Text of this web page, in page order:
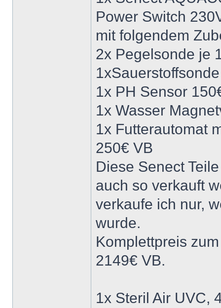
Power Switch
mit folgendem
2x Pegelsonde je
1x PH Sensor
1x Wasser
1x Futterautomat
250€ VB
Diese Senect
auch so verkauft
verkaufe ich nur,
wurde.
Komplettpreis
2149€ VB.
1x Steril Air UVC,